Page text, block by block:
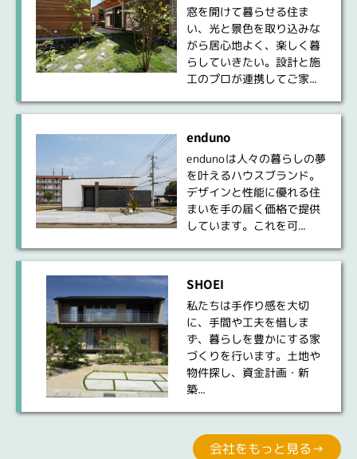
窓を開けて暮らせる住ま
い、光と景色を取り込みな
がら居心地よく、楽しく暮
らしていきたい。設計と施
工のプロが連携してご家...
enduno
endunoは人々の暮らしの夢
を叶えるハウスブランド。
デザインと性能に優れる住
まいを手の届く価格で提供
しています。これを可...
SHOEI
私たちは手作り感を大切
に、手間や工夫を惜しま
ず、暮らしを豊かにする家
づくりを行います。土地や
物件探し、資金計画・新
築...
会社をもっと見る→